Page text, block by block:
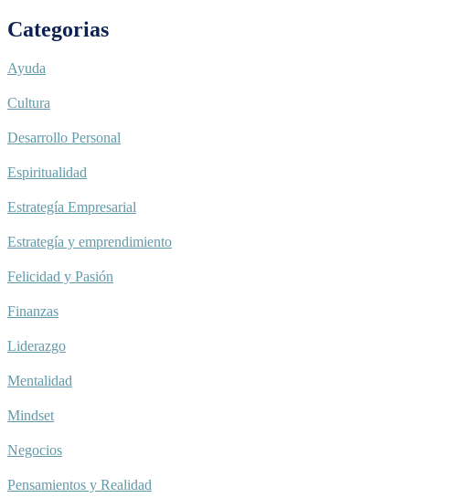
Categorias
Ayuda
Cultura
Desarrollo Personal
Espiritualidad
Estrategía Empresarial
Estrategía y emprendimiento
Felicidad y Pasión
Finanzas
Liderazgo
Mentalidad
Mindset
Negocios
Pensamientos y Realidad